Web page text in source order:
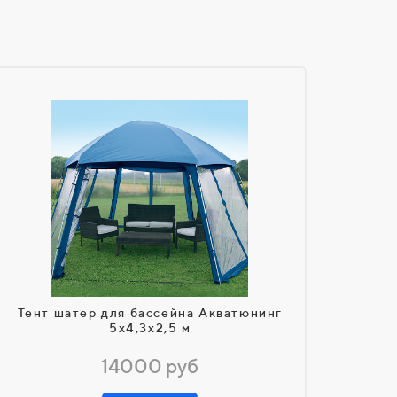
Тент шатер для бассейна Акватюнинг
5х4,3х2,5 м
14000 руб